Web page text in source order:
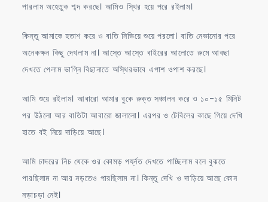
পারলাম অহেতুক শব্দ করছে। আমিও স্থির হয়ে পরে রইলাম।
কিন্তু আমাকে হতাশ করে ও বাতি নিভিয়ে শুয়ে পরলো। বাতি নেভানোর পরে
অনেকক্ষন কিছু দেখলাম না। আস্তে আস্তে বাইরের আলোতে রুমে আবছা
দেখতে পেলাম ভাগ্নি বিছানাতে অস্থিরভাবে এপাশ ওপাশ করছে।
আমি শুয়ে রইলাম। আবারো আমার বুকে রুক্ত সঞ্চালন করে ও ১০-১৫ মিনিট
পর উঠলো আর বাতিটা আবারো জালালো। এরপর ও টেবিলের কাছে গিয়ে দেখি
হাতে বই নিয়ে দাড়িয়ে আছে।
আমি চাদরের নিচ থেকে ওর কোমড় পর্য্নত দেখতে পাচ্ছিলাম বলে বুঝতে
পারছিলাম না আর নড়তেও পারছিলাম না। কিন্তু দেখি ও দাড়িয়ে আছে কোন
নড়াচড়া নেই।